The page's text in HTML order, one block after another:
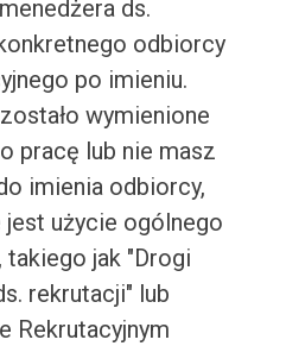
ds.
odbiorcy
po imieniu.
wymienione
pracę lub nie masz
imienia odbiorcy,
użycie ogólnego
jak "Drogi
rekrutacji" lub
Rekrutacyjnym